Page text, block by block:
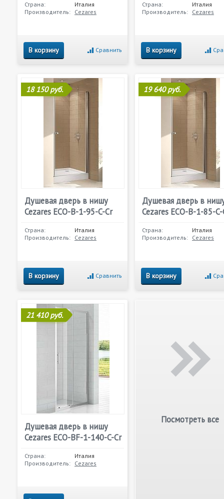
Страна:
Италия
Производитель: Cezares
В корзину Сравнить
Страна:
Италия
Производитель: Cezares
В корзину
18 150 руб.
Душевая дверь в нишу
Cezares ECO-B-1-95-C-Cr
Страна:
Италия
Производитель: Cezares
В корзину Сравнить
19 640 руб.
Душевая дверь в
Cezares ECO-B-1-85-
Страна:
Италия
Производитель: Cezares
В корзину
21 410 руб.
Душевая дверь в нишу
Cezares ECO-BF-1-140-C-Cr
Страна:
Италия
Производитель: Cezares
Посмотреть все